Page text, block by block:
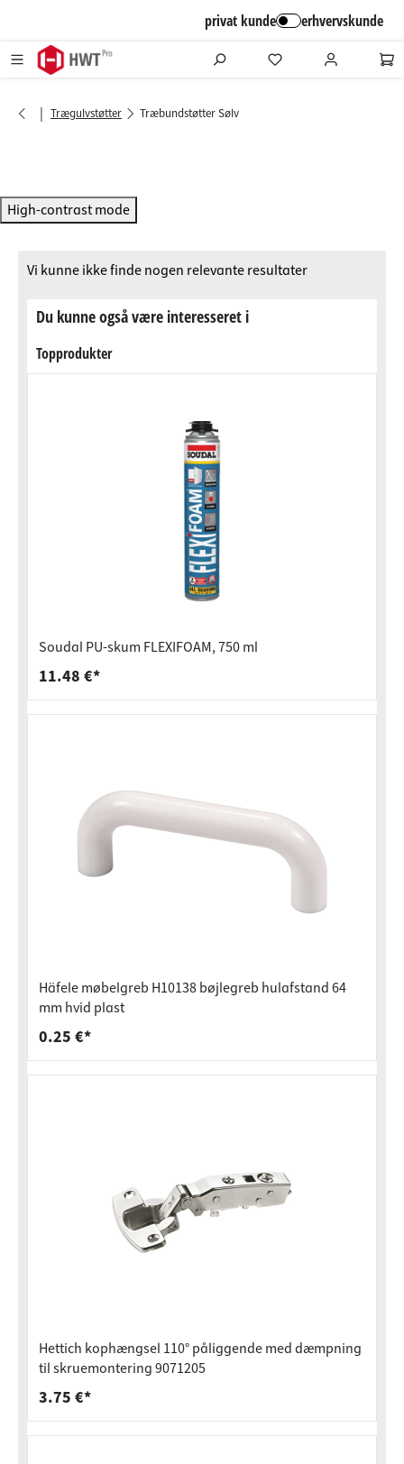
privat kunde erhvervskunde
| Trægulvstøtter Træbundstøtter Sølv
High-contrast mode
Vi kunne ikke finde nogen relevante resultater
Du kunne også være interesseret i
Topprodukter
Soudal PU-skum FLEXIFOAM, 750 ml
11.48 €*
Häfele møbelgreb H10138 bøjlegreb hulafstand 64
mm hvid plast
0.25 €*
Hettich kophængsel 110° påliggende med dæmpning
til skruemontering 9071205
3.75 €*